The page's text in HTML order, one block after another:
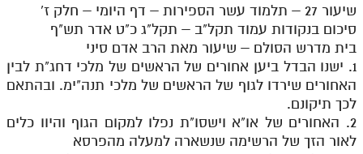
שיעור 27 – תלמוד עשר הספירות – דף היומי – חלק ז'
סיכום בנקודות עמוד תקל"ב – תקל"ג כ"ט אדר תש"ף
בית מדרש הסולם – שיעור מאת הרב אדם סיני
1. ישנו הבדל ביען אחורים של הראשים של מלכי דחג"ת לבין
האחורים שירדו לגוף של הראשים של מלכי תנה"ימ. ובהתאם
לכך תיקונם.
2. האחורים של או"א וישסו"ת נפלו למקום הגוף והיוו כלים
לאור הזך של הרשימה שנשארה למעלה מהפרסא